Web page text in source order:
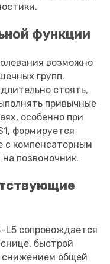
функции
возможно
групп.
стоять,
привычные
особенно при
формируется
с компенсаторным
позвоночник.
L5 сопровождается
быстрой
общей